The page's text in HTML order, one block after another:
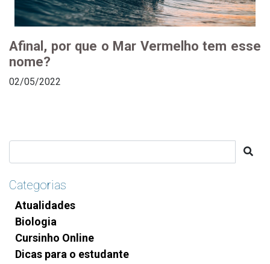
Afinal, por que o Mar Vermelho tem esse
nome?
02/05/2022
Categorias
Atualidades
Biologia
Cursinho Online
Dicas para o estudante